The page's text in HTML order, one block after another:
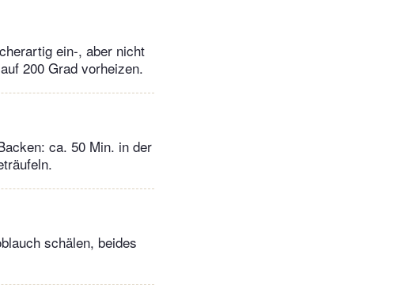
ein-, aber nicht
200 Grad vorheizen.
ca. 50 Min. in der
schälen, beides